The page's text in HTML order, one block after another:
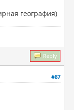
география)
Reply
#87